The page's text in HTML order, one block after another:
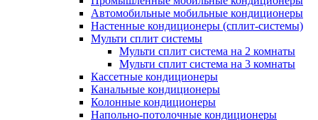
Автомобильные мобильные кондиционеры
Настенные кондиционеры (сплит-системы)
Мульти сплит системы
Мульти сплит система на 2 комнаты
Мульти сплит система на 3 комнаты
Кассетные кондиционеры
Канальные кондиционеры
Колонные кондиционеры
Напольно-потолочные кондиционеры